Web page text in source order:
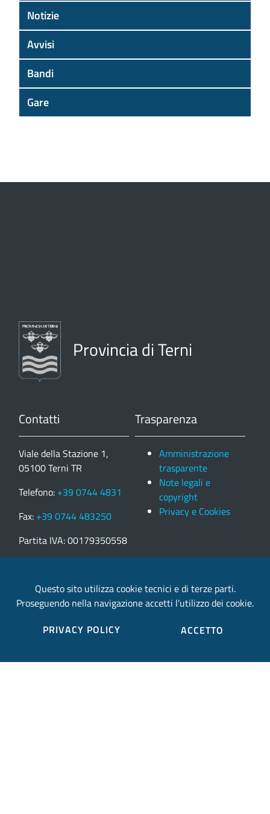
Notizie
Avvisi
Bandi
Gare
Provincia di Terni
Contatti
Viale della Stazione 1,
05100 Terni TR
Telefono: +39 0744 4831
Fax: +39 0744 483250
Partita IVA: 00179350558
provincia.terni@postacert.umbria.it
Trasparenza
Amministrazione
trasparente
Note legali e
copyright
Privacy e Cookies
Credits
Sito web realizzato in collaborazione conGruppo
Questo sito utilizza cookie tecnici e di terze parti.
Proseguendo nella navigazione accetti l’utilizzo dei cookie.
PRIVACY POLICY
ACCETTO